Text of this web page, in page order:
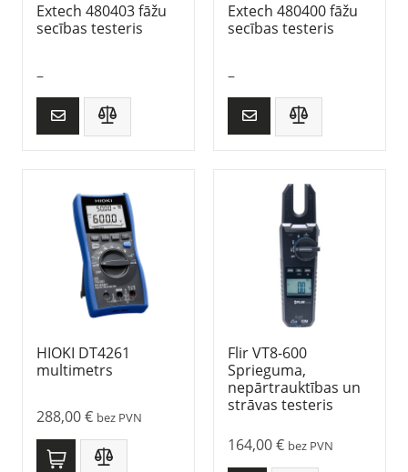
Extech 480403 fāžu
secības testeris
–
Extech 480400 fāžu
secības testeris
–
HIOKI DT4261
multimetrs
288,00€ bez PVN
Flir VT8-600
Sprieguma,
nepārtrauktības un
strāvas testeris
164,00€ bez PVN